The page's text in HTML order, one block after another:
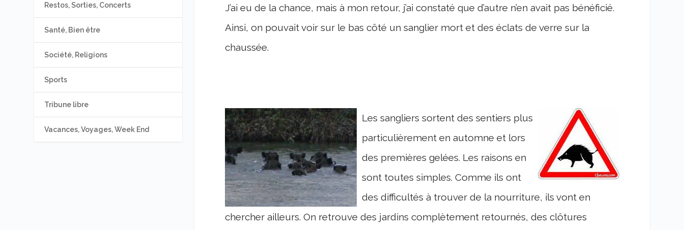
J’ai eu de la chance, mais à mon retour, j’ai constaté que d’autre n’en avait pas bénéficié.
Ainsi, on pouvait voir sur le bas côté un sanglier mort et des éclats de verre sur la
chaussée.
Les sangliers sortent des sentiers plus
particulièrement en automne et lors
des premières gelées. Les raisons en
sont toutes simples. Comme ils ont
des difficultés à trouver de la nourriture, ils vont en
chercher ailleurs. On retrouve des jardins complètement retournés, des clôtures
Restos, Sorties, Concerts
Santé, Bien être
Société, Religions
Sports
Tribune libre
Vacances, Voyages, Week End